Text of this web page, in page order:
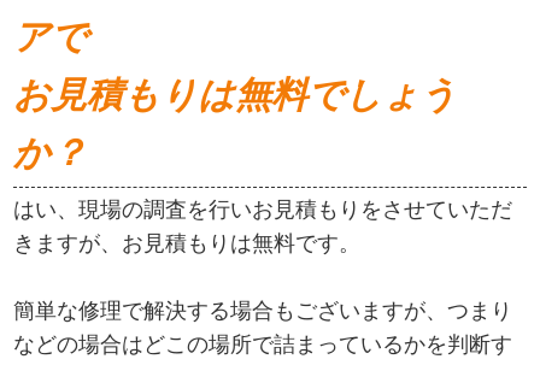
アで
お見積もりは無料でしょう
か？
はい、現場の調査を行いお見積もりをさせていただ
きますが、お見積もりは無料です。
簡単な修理で解決する場合もございますが、つまり
などの場合はどこの場所で詰まっているかを判断す